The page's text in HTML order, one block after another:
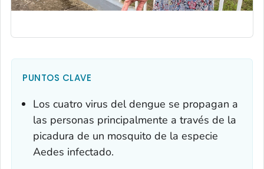
PUNTOS CLAVE
Los cuatro virus del dengue se propagan a
las personas principalmente a través de la
picadura de un mosquito de la especie
Aedes infectado.